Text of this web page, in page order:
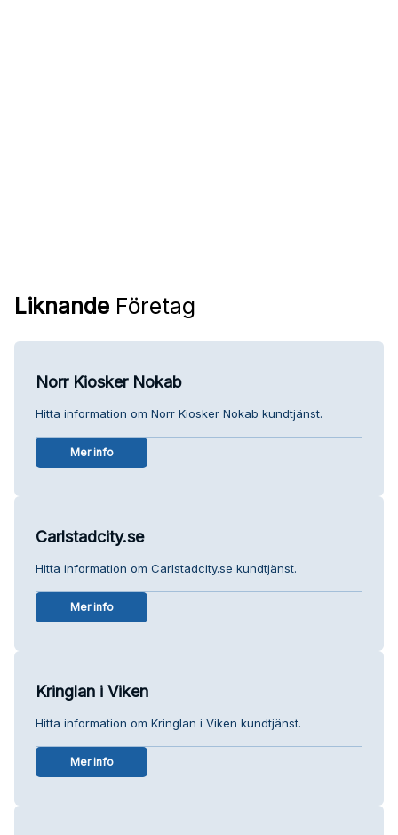
Liknande Företag
Norr Kiosker Nokab
Hitta information om Norr Kiosker Nokab kundtjänst.
Mer info
Carlstadcity.se
Hitta information om Carlstadcity.se kundtjänst.
Mer info
Kringlan i Viken
Hitta information om Kringlan i Viken kundtjänst.
Mer info